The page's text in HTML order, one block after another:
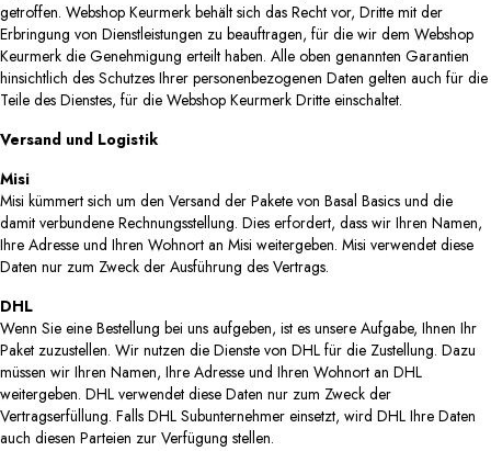
getroffen. Webshop Keurmerk behält sich das Recht vor, Dritte mit der
Erbringung von Dienstleistungen zu beauftragen, für die wir dem Webshop
Keurmerk die Genehmigung erteilt haben. Alle oben genannten Garantien
hinsichtlich des Schutzes Ihrer personenbezogenen Daten gelten auch für die
Teile des Dienstes, für die Webshop Keurmerk Dritte einschaltet.
Versand und Logistik
Misi
Misi kümmert sich um den Versand der Pakete von Basal Basics und die
damit verbundene Rechnungsstellung. Dies erfordert, dass wir Ihren Namen,
Ihre Adresse und Ihren Wohnort an Misi weitergeben. Misi verwendet diese
Daten nur zum Zweck der Ausführung des Vertrags.
DHL
Wenn Sie eine Bestellung bei uns aufgeben, ist es unsere Aufgabe, Ihnen Ihr
Paket zuzustellen. Wir nutzen die Dienste von DHL für die Zustellung. Dazu
müssen wir Ihren Namen, Ihre Adresse und Ihren Wohnort an DHL
weitergeben. DHL verwendet diese Daten nur zum Zweck der
Vertragserfüllung. Falls DHL Subunternehmer einsetzt, wird DHL Ihre Daten
auch diesen Parteien zur Verfügung stellen.